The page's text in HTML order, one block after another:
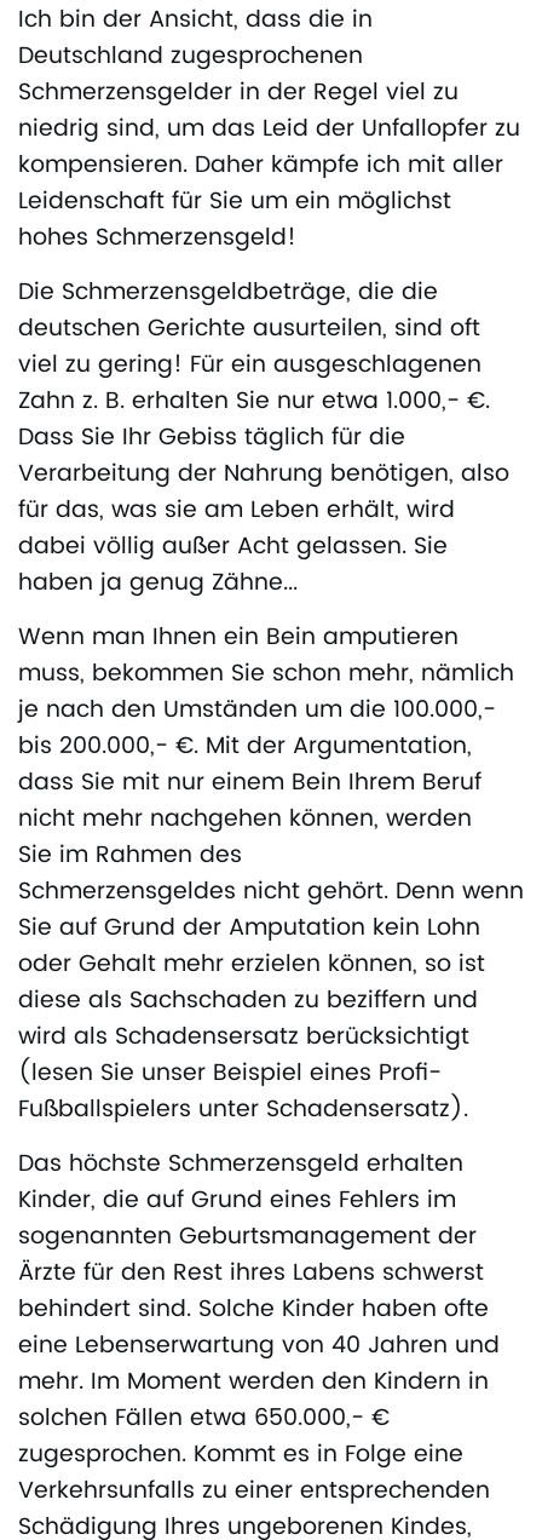
Ich bin der Ansicht, dass die in
Deutschland zugesprochenen
Schmerzensgelder in der Regel viel zu
niedrig sind, um das Leid der Unfallopfer zu
kompensieren. Daher kämpfe ich mit aller
Leidenschaft für Sie um ein möglichst
hohes Schmerzensgeld!
Die Schmerzensgeldbeträge, die die
deutschen Gerichte ausurteilen, sind oft
viel zu gering! Für ein ausgeschlagenen
Zahn z. B. erhalten Sie nur etwa 1.000,- €.
Dass Sie Ihr Gebiss täglich für die
Verarbeitung der Nahrung benötigen, also
für das, was sie am Leben erhält, wird
dabei völlig außer Acht gelassen. Sie
haben ja genug Zähne...
Wenn man Ihnen ein Bein amputieren
muss, bekommen Sie schon mehr, nämlich
je nach den Umständen um die 100.000,-
bis 200.000,- €. Mit der Argumentation,
dass Sie mit nur einem Bein Ihrem Beruf
nicht mehr nachgehen können, werden
Sie im Rahmen des
Schmerzensgeldes nicht gehört. Denn wenn
Sie auf Grund der Amputation kein Lohn
oder Gehalt mehr erzielen können, so ist
diese als Sachschaden zu beziffern und
wird als Schadensersatz berücksichtigt
(lesen Sie unser Beispiel eines Profi-
Fußballspielers unter Schadensersatz).
Das höchste Schmerzensgeld erhalten
Kinder, die auf Grund eines Fehlers im
sogenannten Geburtsmanagement der
Ärzte für den Rest ihres Labens schwerst
behindert sind. Solche Kinder haben ofte
eine Lebenserwartung von 40 Jahren und
mehr. Im Moment werden den Kindern in
solchen Fällen etwa 650.000,- €
zugesprochen. Kommt es in Folge eine
Verkehrsunfalls zu einer entsprechenden
Schädigung Ihres ungeborenen Kindes,